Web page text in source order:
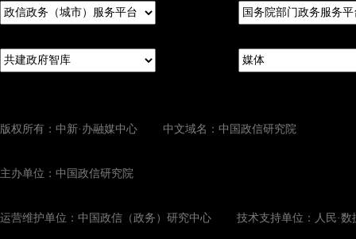
版权所有：中新·办融媒中心 中文域名：中国政信研究院
主办单位：中国政信研究院
运营维护单位：中国政信（政务）研究中心 技术支持单位：人民·数